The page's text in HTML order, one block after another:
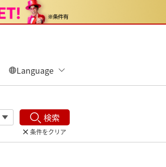
検索
条件をクリア